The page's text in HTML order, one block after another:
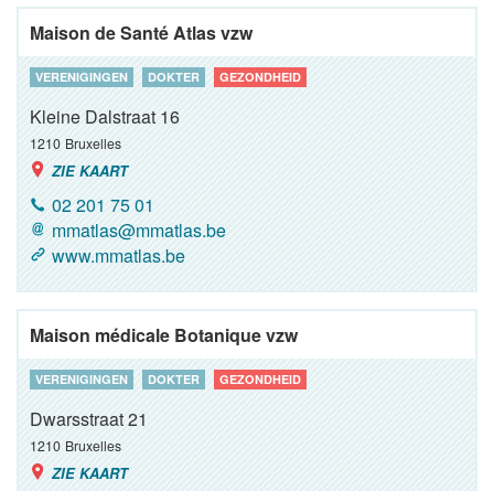
Maison de Santé Atlas vzw
VERENIGINGEN DOKTER GEZONDHEID
Kleine Dalstraat 16
1210 Bruxelles
ZIE KAART
02 201 75 01
mmatlas@mmatlas.be
www.mmatlas.be
Maison médicale Botanique vzw
VERENIGINGEN DOKTER GEZONDHEID
Dwarsstraat 21
1210 Bruxelles
ZIE KAART